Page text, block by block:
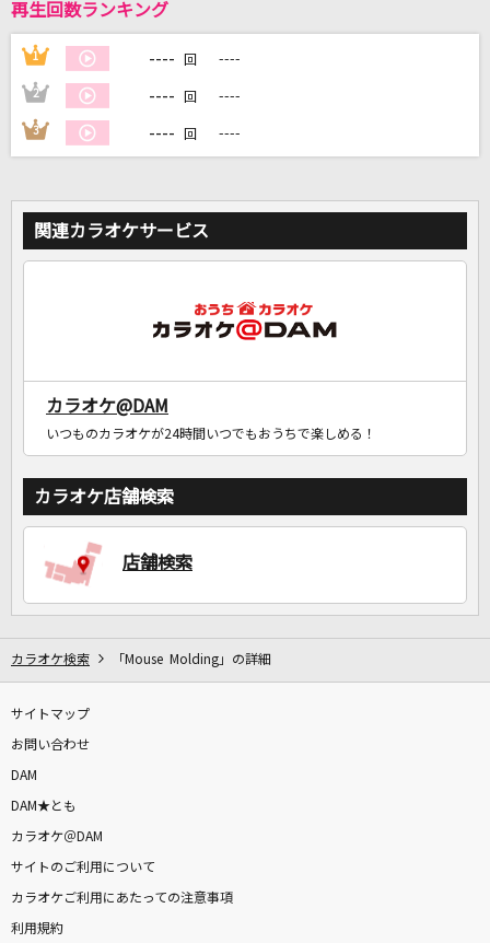
再生回数ランキング
1 ---- 回 ----
2 ---- 回 ----
3 ---- 回 ----
関連カラオケサービス
カラオケ@DAM
いつものカラオケが24時間いつでもおうちで楽しめる！
カラオケ店舗検索
店舗検索
カラオケ検索 「Mouse Molding」の詳細
サイトマップ
お問い合わせ
DAM
DAM★とも
カラオケ＠DAM
サイトのご利用について
カラオケご利用にあたっての注意事項
利用規約